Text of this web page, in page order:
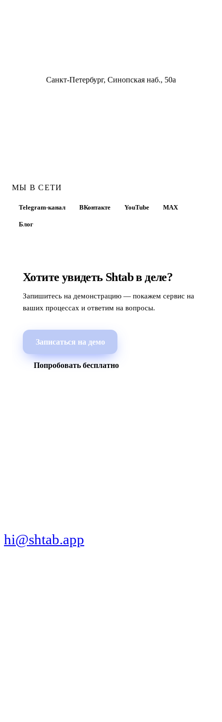
Санкт-Петербург, Синопская наб., 50а
МЫ В СЕТИ
Telegram-канал ВКонтакте YouTube MAX
Блог
Хотите увидеть Shtab в деле?
Запишитесь на демонстрацию — покажем сервис на
ваших процессах и ответим на вопросы.
Записаться на демо
Попробовать бесплатно
hi@shtab.app